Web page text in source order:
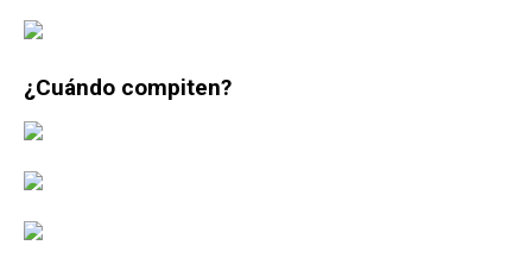
¿Cuándo compiten?